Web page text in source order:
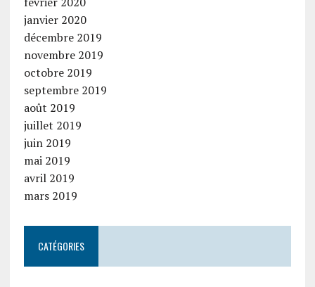
janvier 2020
décembre 2019
novembre 2019
octobre 2019
septembre 2019
août 2019
juillet 2019
juin 2019
mai 2019
avril 2019
mars 2019
CATÉGORIES